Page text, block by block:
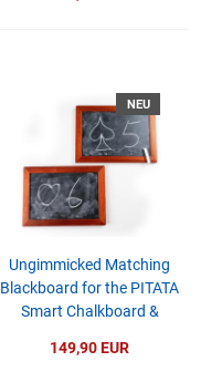
NEU
Ungimmicked Matching
Blackboard for the PITATA
Smart Chalkboard &
149,90 EUR